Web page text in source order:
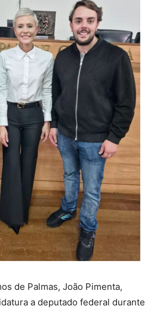
de Palmas, João Pimenta,
a deputado federal durante